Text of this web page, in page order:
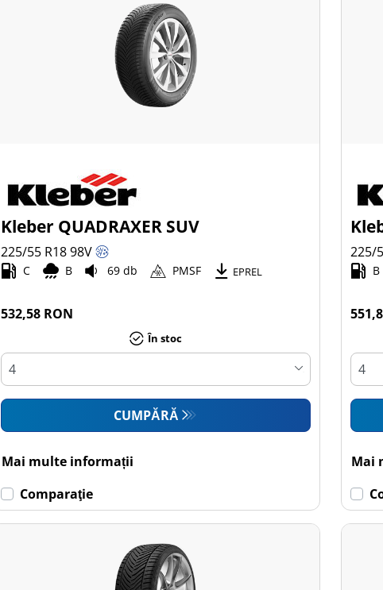
Kleber QUADRAXER SUV
225/55 R1898V
C B 69 db PMSF EPREL
532,58 RON
În stoc
CUMPĂRĂ
Mai multe informații
Comparaţie
225/
B
Mai